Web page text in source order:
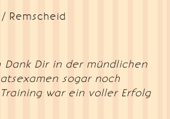
Remscheid
Dank Dir in der mündlichen
sogar noch
war ein voller Erfolg